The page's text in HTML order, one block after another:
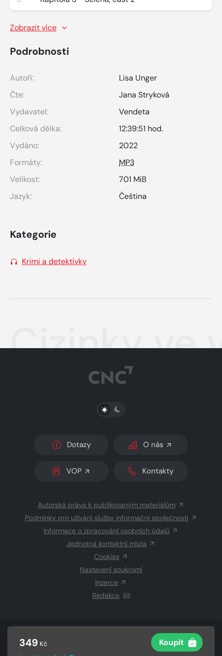
349 Kč Koupit
Zobrazit více
Podrobnosti
Autoři:
Lisa Unger
Čte:
Jana Stryková
Vydavatel:
Vendeta
Celková délka:
12:39:51 hod.
Vydáno:
2022
Formáty:
MP3
Velikost:
701 MiB
Jazyk:
Čeština
Kategorie
Krimi a detektivky
Cizinky ve
PŘEPNOUT SVĚTLÝ/TMAVÝ REŽIM
Dotazy O nás
VOP Kontakty
Autorská práva k publikovaným materiálům
Podmínky pro užívání služby informační společnosti
Informace o zpracování osobních údajů
Jednotná kontaktní místa
Cookies
Nastavení soukromí
Inzerce
Redakce
CZECH NEWS CENTER a.s.a dodavatelé